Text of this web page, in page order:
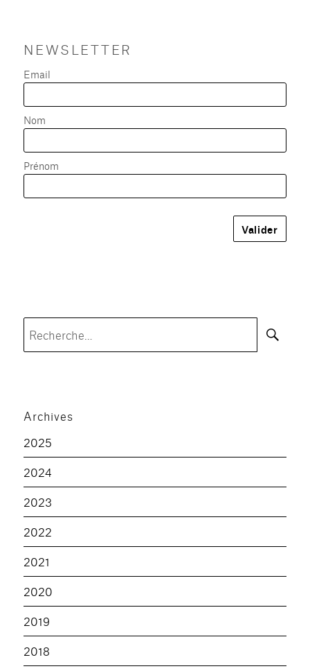
NEWSLETTER
Email
Nom
Prénom
Archives
2025
2024
2023
2022
2021
2020
2019
2018